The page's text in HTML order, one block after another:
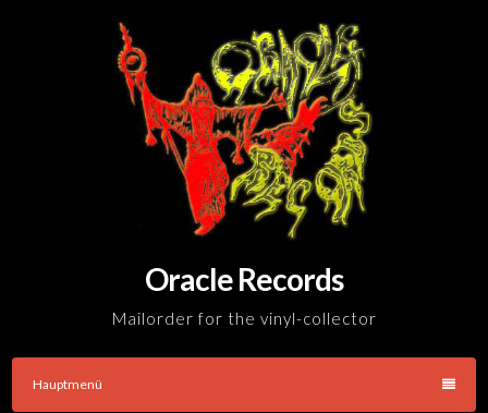
Oracle Records
Mailorder for the vinyl-collector
Hauptmenü